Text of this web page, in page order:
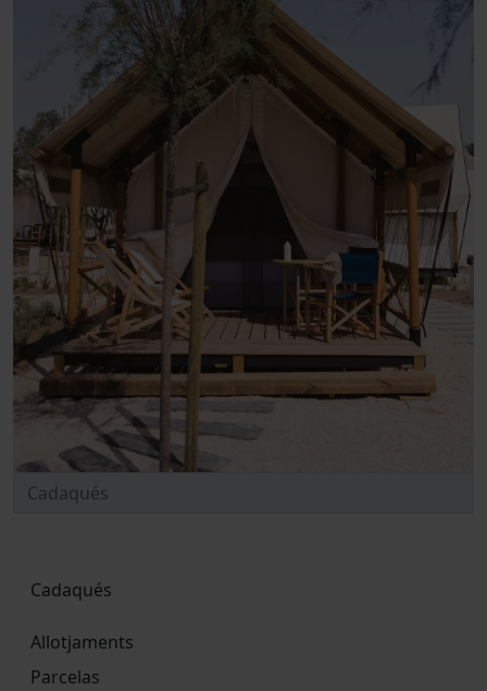
Cadaqués
Allotjaments
Parcelas